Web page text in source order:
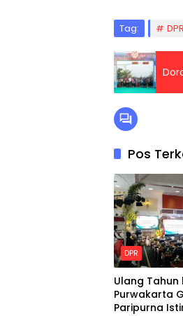
Tag:
Pos
DPR
Ulang Tahun
Purwakarta
Paripurna